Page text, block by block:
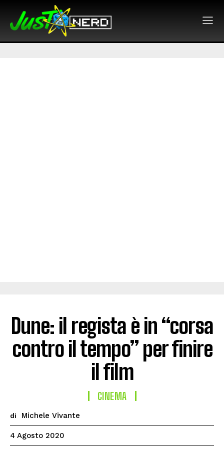
Dune: il regista è in “corsa
contro il tempo” per finire
il film
CINEMA
di Michele Vivante
4 Agosto 2020